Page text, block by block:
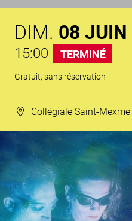
DIM. 08 JUIN
15:00
TERMINÉ
Gratuit, sans réservation
Collégiale Saint-Mexme